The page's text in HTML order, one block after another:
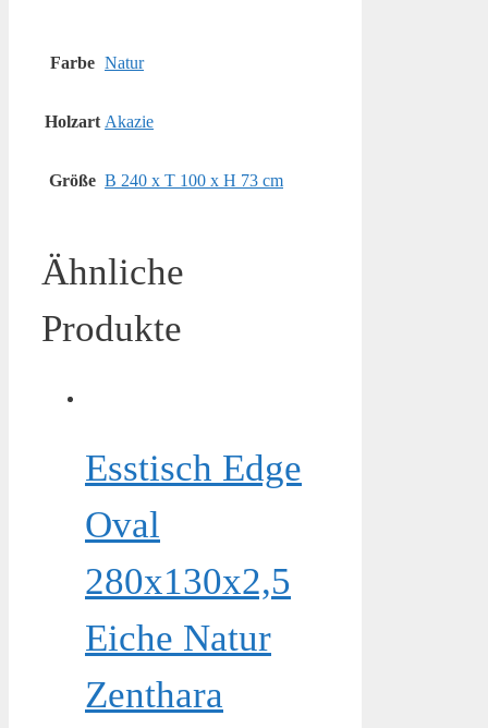
Farbe Natur
Holzart Akazie
Größe B 240 x T 100 x H 73 cm
Ähnliche
Produkte
Esstisch Edge
Oval
280x130x2,5
Eiche Natur
Zenthara